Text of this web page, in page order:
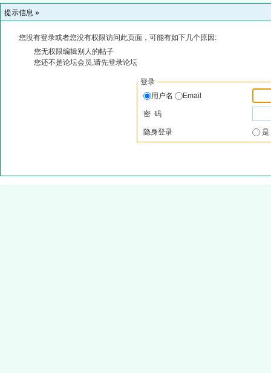
提示信息 »
您没有登录或者您没有权限访问此页面，可能有如下几个原因:
您无权限编辑别人的帖子
您还不是论坛会员,请先登录论坛
登录
用户名
Email
密 码
隐身登录